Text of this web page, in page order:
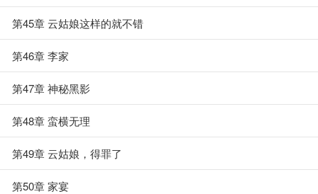
第45章 云姑娘这样的就不错
第46章 李家
第47章 神秘黑影
第48章 蛮横无理
第49章 云姑娘，得罪了
第50章 家宴